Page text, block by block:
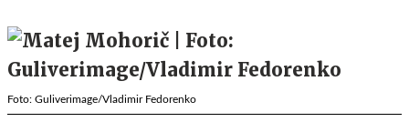
Foto: Guliverimage/Vladimir Fedorenko